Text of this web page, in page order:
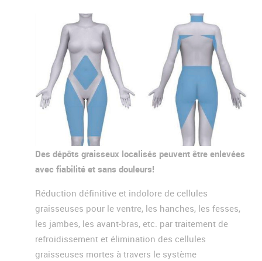
Des dépôts graisseux localisés peuvent être enlevées
avec fiabilité et sans douleurs!
Réduction définitive et indolore de cellules
graisseuses pour le ventre, les hanches, les fesses,
les jambes, les avant-bras, etc. par traitement de
refroidissement et élimination des cellules
graisseuses mortes à travers le système